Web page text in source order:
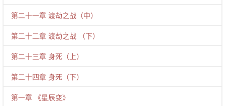
第二十一章 渡劫之战（中）
第二十二章 渡劫之战 （下）
第二十三章 身死（上）
第二十四章 身死（下）
第一章 《星辰变》